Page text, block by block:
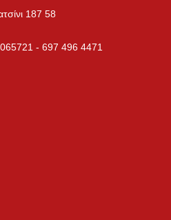
187 58
- 697 496 4471